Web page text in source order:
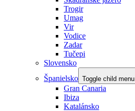
Trogir
Umag
Vir
Vodice
Zadar
Tučepi
Slovensko
Španielsko Toggle child menu
Gran Canaria
Ibiza
Katalánsko